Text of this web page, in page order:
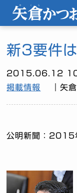
新3要件
2015.06.12
掲載情報
｜矢
公明新聞：2015